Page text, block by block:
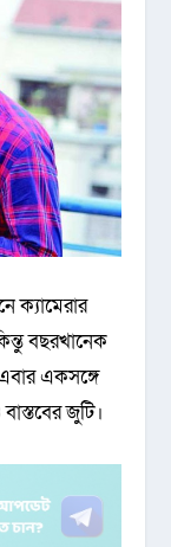
ক্যামেরার
বছরখানেক
একসঙ্গে
জুটি।